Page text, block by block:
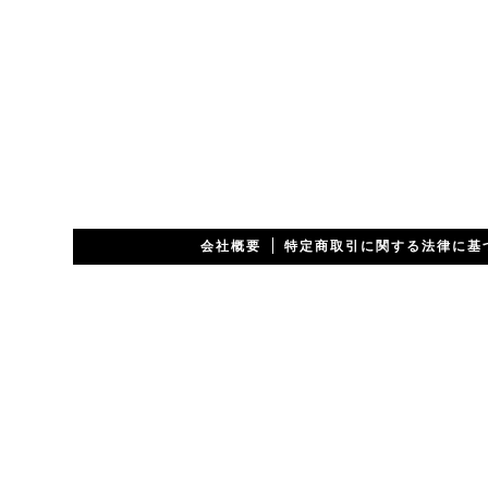
会社概要 特定商取引に関する法律に基